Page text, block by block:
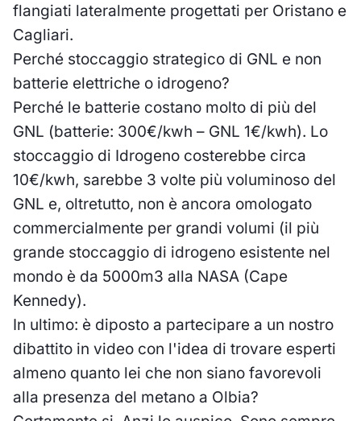
flangiati lateralmente progettati per Oristano e
Cagliari.
Perché stoccaggio strategico di GNL e non
batterie elettriche o idrogeno?
Perché le batterie costano molto di più del
GNL (batterie: 300€/kwh – GNL 1€/kwh). Lo
stoccaggio di Idrogeno costerebbe circa
10€/kwh, sarebbe 3 volte più voluminoso del
GNL e, oltretutto, non è ancora omologato
commercialmente per grandi volumi (il più
grande stoccaggio di idrogeno esistente nel
mondo è da 5000m3 alla NASA (Cape
Kennedy).
In ultimo: è diposto a partecipare a un nostro
dibattito in video con l'idea di trovare esperti
almeno quanto lei che non siano favorevoli
alla presenza del metano a Olbia?